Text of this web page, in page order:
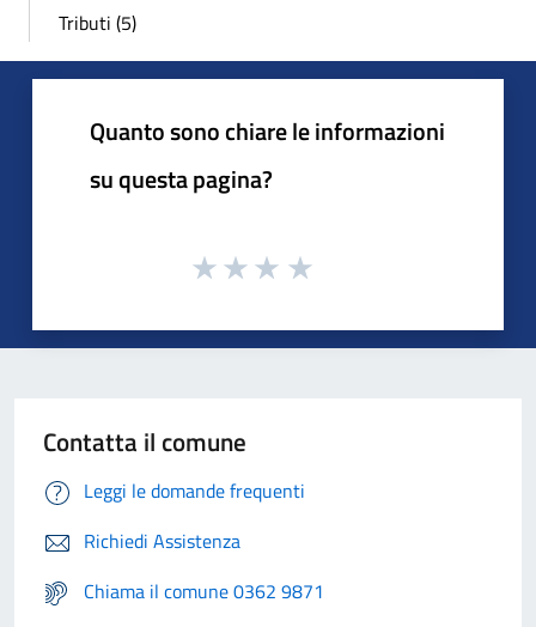
Tributi (5)
Quanto sono chiare le informazioni
su questa pagina?
Contatta il comune
Leggi le domande frequenti
Richiedi Assistenza
Chiama il comune 0362 9871